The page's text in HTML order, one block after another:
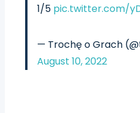
1/5 pic.twitter.com/
— Trochę o Grach
August 10, 2022